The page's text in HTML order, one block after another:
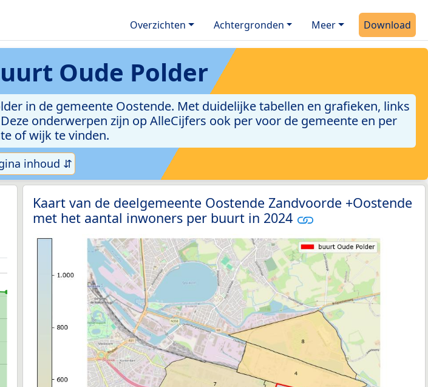
Overzichten Achtergronden Meer Download
Oude Polder
in de gemeente Oostende. Met duidelijke tabellen en grafieken, links
onderwerpen zijn op AlleCijfers ook per voor de gemeente en per
of wijk te vinden.
inhoud ⇵
Kaart van de deelgemeente Oostende Zandvoorde +Oostende
met het aantal inwoners per buurt in 2024